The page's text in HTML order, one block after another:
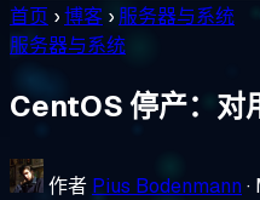
首页 ›博客 › 服务器与系统
服务器与系统
CentOS 停产：对
作者 Pius Bodenmann ·